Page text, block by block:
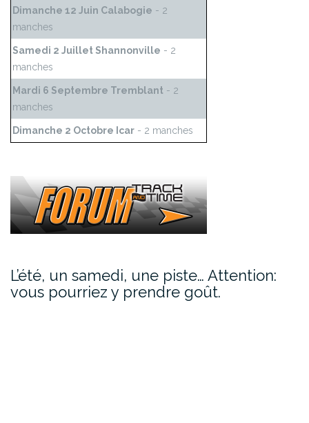
Dimanche 12 Juin Calabogie - 2
manches
Samedi 2 Juillet Shannonville - 2
manches
Mardi 6 Septembre Tremblant - 2
manches
Dimanche 2 Octobre Icar - 2 manches
L’été, un samedi, une piste… Attention:
vous pourriez y prendre goût.